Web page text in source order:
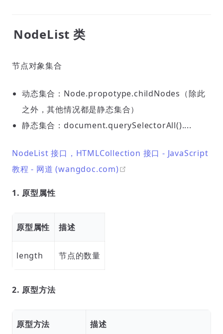
NodeList 类
节点对象集合
动态集合：Node.propotype.childNodes（除此
之外，其他情况都是静态集合）
静态集合：document.querySelectorAll()....
NodeList 接口，HTMLCollection 接口 - JavaScript
教程 - 网道 (wangdoc.com)
1. 原型属性
原型属性 描述
length 节点的数量
2. 原型方法
原型方法 描述